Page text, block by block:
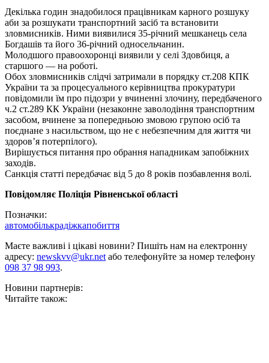
Декілька годин знадобилося працівникам карного розшуку
аби за розшукати транспортний засіб та встановити
зловмисників. Ними виявилися 35-річний мешканець села
Богдашів та його 36-річний односельчанин.
Молодшого правоохоронці виявили у селі Здовбиця, а
старшого — на роботі.
Обох зловмисників слідчі затримали в порядку ст.208 КПК
України та за процесуального керівництва прокуратури
повідомили їм про підозри у вчиненні злочину, передбаченого
ч.2 ст.289 КК України (незаконне заволодіння транспортним
засобом, вчинене за попередньою змовою групою осіб та
поєднане з насильством, що не є небезпечним для життя чи
здоров’я потерпілого).
Вирішується питання про обрання нападникам запобіжних
заходів.
Санкція статті передбачає від 5 до 8 років позбавлення волі.
Повідомляє Поліція Рівненської області
Позначки:
автомобількрадіжкапобиття
Маєте важливі і цікаві новини? Пишіть нам на електронну
адресу: newskvv@ukr.netабо телефонуйте за номер телефону
098 37 98 993.
Новини партнерів:
Читайте також: